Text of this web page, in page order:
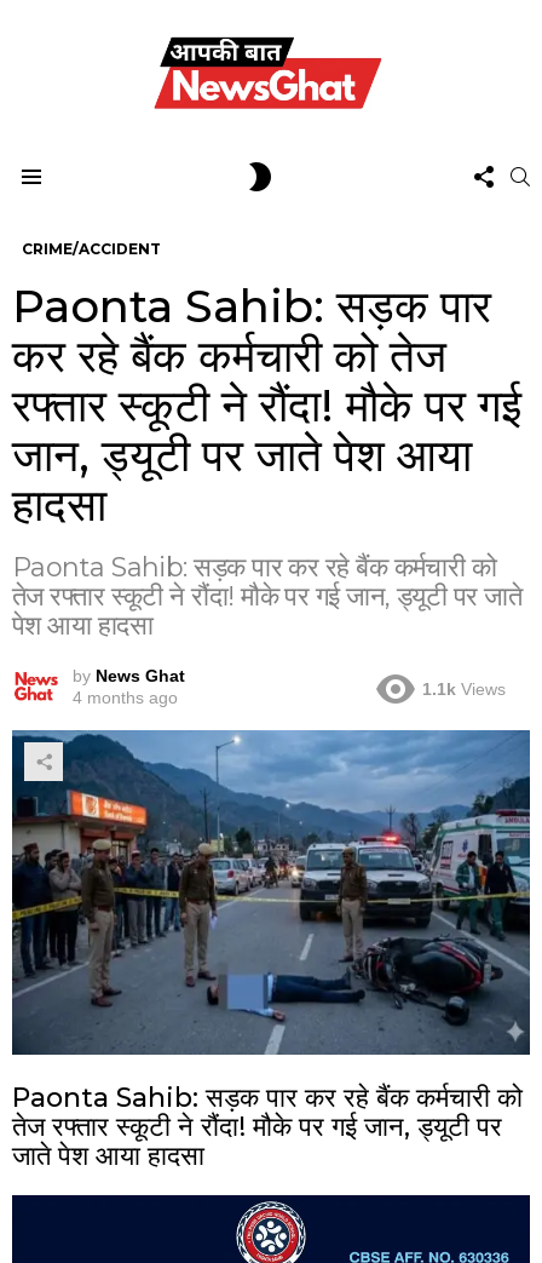
US
CRIME/ACCIDENT
Paonta Sahib: सड़क पार
कर रहे बैंक कर्मचारी को तेज
रफ्तार स्कूटी ने रौंदा! मौके पर गई
जान, ड्यूटी पर जाते पेश आया
हादसा
Paonta Sahib: सड़क पार कर रहे बैंक कर्मचारी को
तेज रफ्तार स्कूटी ने रौंदा! मौके पर गई जान, ड्यूटी पर जाते
पेश आया हादसा
by News Ghat
4 months ago
1.1k Views
Paonta Sahib: सड़क पार कर रहे बैंक कर्मचारी को
तेज रफ्तार स्कूटी ने रौंदा! मौके पर गई जान, ड्यूटी पर
जाते पेश आया हादसा